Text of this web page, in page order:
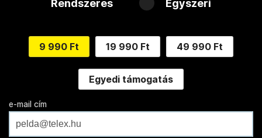
Rendszeres Egyszeri
9 990 Ft 19 990 Ft 49 990 Ft
Egyedi támogatás
e-mail cím